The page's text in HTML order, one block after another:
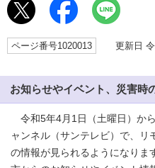
ページ番号1020013 更新日 令
お知らせやイベント、災害時
令和5年4月1日（土曜日）か
ャンネル（サンテレビ）で、
の情報が見られるようになりま